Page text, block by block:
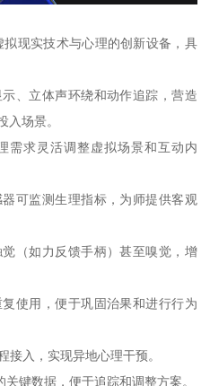
现实技术与心理的创新设备，具
、立体声环绕和动作追踪，营造
入场景。
需求灵活调整虚拟场景和互动内
可监测生理指标，为师提供客观
（如力反馈手柄）甚至嗅觉，增
使用，便于巩固治果和进行行为
接入，实现异地心理干预。
键数据，便于追踪和调整方案。